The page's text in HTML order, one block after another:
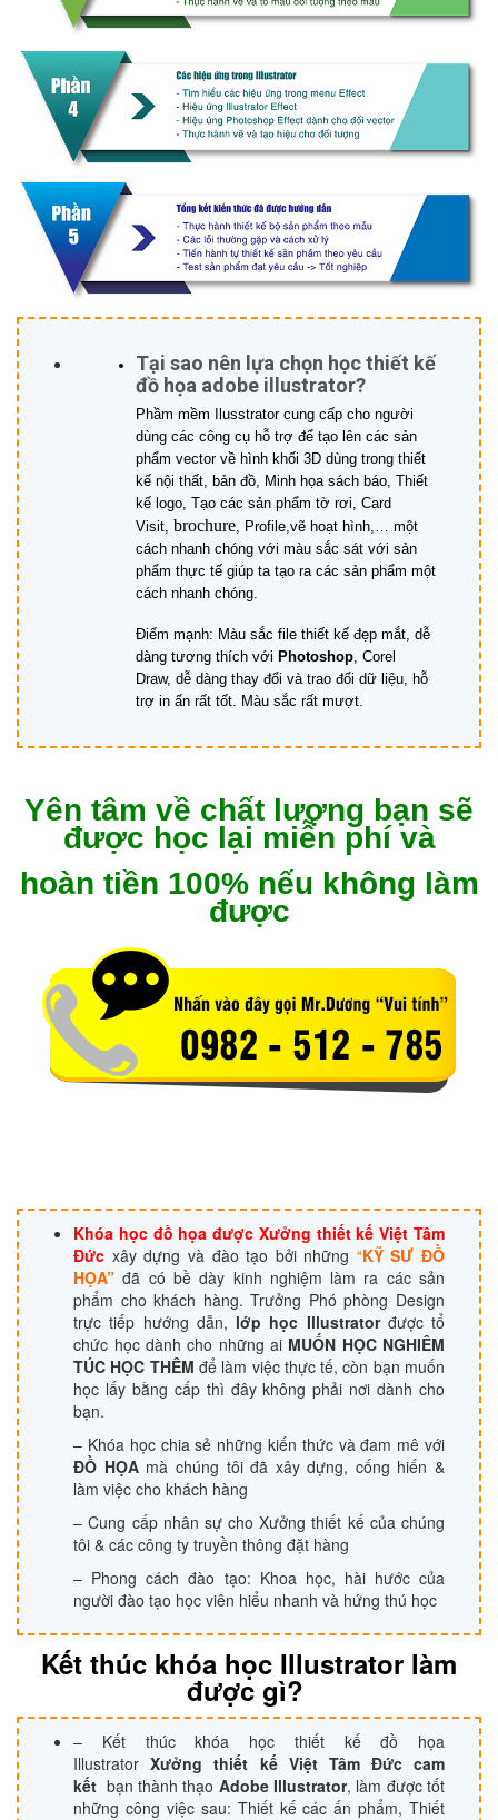
Tại sao nên lựa chọn học thiết kế
đồ họa adobe illustrator?
Phầm mềm Ilusstrator cung cấp cho người
dùng các công cụ hỗ trợ để tạo lên các sản
phẩm vector về hình khối 3D dùng trong thiết
kế nội thất, bản đồ, Minh họa sách báo, Thiết
kế logo, Tạo các sản phẩm tờ rơi, Card
Visit, brochure, Profile,vẽ hoạt hình,… một
cách nhanh chóng với màu sắc sát với sản
phẩm thực tế giúp ta tạo ra các sản phẩm một
cách nhanh chóng.
Điểm mạnh: Màu sắc file thiết kế đẹp mắt, dễ
dàng tương thích với Photoshop, Corel
Draw, dễ dàng thay đổi và trao đổi dữ liệu, hỗ
trợ in ấn rất tốt. Màu sắc rất mượt.
Yên tâm về chất lượng bạn sẽ
được học lại miễn phí và
hoàn tiền 100% nếu không làm
được
Khóa học đồ họa được Xưởng thiết kế Việt Tâm
Đức xây dựng và đào tạo bởi những “KỸ SƯ ĐỒ
HỌA” đã có bề dày kinh nghiệm làm ra các sản
phẩm cho khách hàng. Trưởng Phó phòng Design
trực tiếp hướng dẫn, lớp học Illustratorđược tổ
chức học dành cho những ai MUỐN HỌC NGHIÊM
TÚC HỌC THÊM để làm việc thực tế, còn bạn muốn
học lấy bằng cấp thì đây không phải nơi dành cho
bạn.
– Khóa học chia sẻ những kiến thức và đam mê với
ĐỒ HỌAmà chúng tôi đã xây dựng, cống hiến &
làm việc cho khách hàng
– Cung cấp nhân sự cho Xưởng thiết kế của chúng
tôi & các công ty truyền thông đặt hàng
– Phong cách đào tạo: Khoa học, hài hước của
người đào tạo học viên hiểu nhanh và hứng thú học
Kết thúc khóa học Illustrator làm
được gì?
– Kết thúc khóa học thiết kế đồ họa
IllustratorXưởng thiết kế Việt Tâm Đức cam
kết bạn thành thạo Adobe Illustrator, làm được tốt
những công việc sau: Thiết kế các ấn phẩm, Thiết